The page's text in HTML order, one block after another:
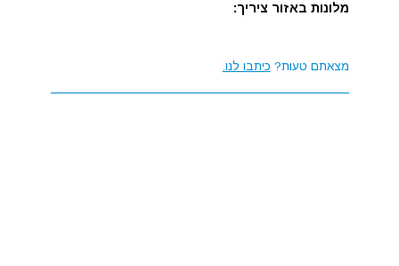
מלונות באזור ציריך:
מצאתם טעות? כיתבו לנו.